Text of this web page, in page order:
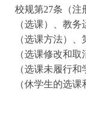
校规第27条（注
（选课）、教
（选课方法）
（选课修改和
（选课未履行
（休学生的选